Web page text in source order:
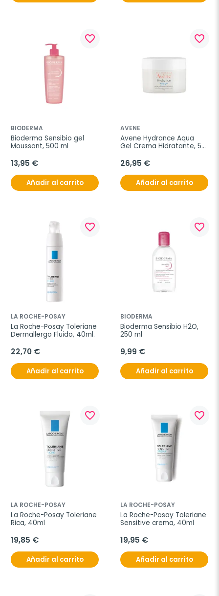
favorite_border
BIODERMA
Bioderma Sensibio gel
Moussant, 500 ml
13,95 €
Añadir al carrito
favorite_border
AVENE
Avene Hydrance Aqua
Gel Crema Hidratante, 50
26,95 €
Añadir al carrito
favorite_border
LA ROCHE-POSAY
La Roche-Posay Toleriane
Dermallergo Fluido, 40ml.
22,70 €
Añadir al carrito
favorite_border
BIODERMA
Bioderma Sensibio H2O,
250 ml
9,99 €
Añadir al carrito
favorite_border
LA ROCHE-POSAY
La Roche-Posay Toleriane
Rica, 40ml
19,85 €
Añadir al carrito
favorite_border
LA ROCHE-POSAY
La Roche-Posay Toleriane
Sensitive crema, 40ml
19,95 €
Añadir al carrito